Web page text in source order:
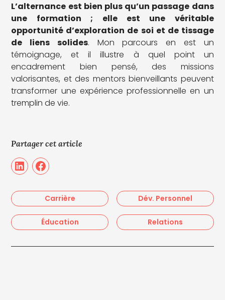
L’alternance est bien plus qu’un passage dans
une formation ; elle est une véritable
opportunité d’exploration de soi et de tissage
de liens solides. Mon parcours en est un
témoignage, et il illustre à quel point un
encadrement bien pensé, des missions
valorisantes, et des mentors bienveillants peuvent
transformer une expérience professionnelle en un
tremplin de vie.
Partager cet article
Carrière Dév. Personnel
Éducation Relations